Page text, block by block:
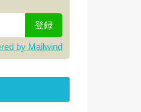
by Mailwind